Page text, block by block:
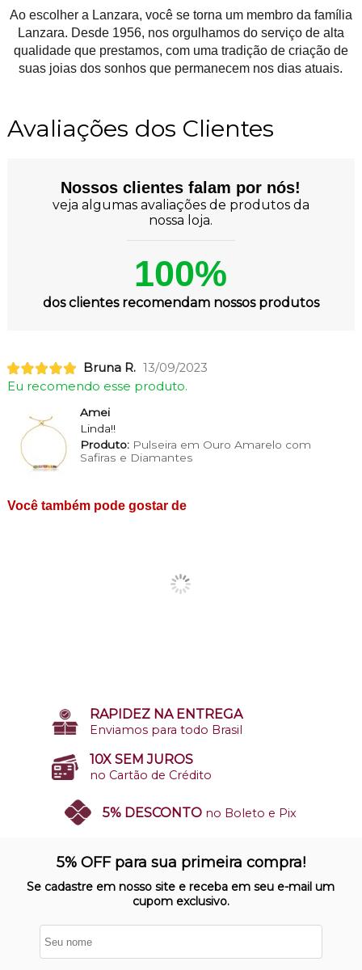
Ao escolher a Lanzara, você se torna um membro da família
Lanzara. Desde 1956, nos orgulhamos do serviço de alta
qualidade que prestamos, com uma tradição de criação de
suas joias dos sonhos que permanecem nos dias atuais.
Avaliações dos Clientes
Nossos clientes falam por nós!
veja algumas avaliações de produtos da
nossa loja.
100%
dos clientes recomendam nossos produtos
Bruna R. 13/09/2023
Eu recomendo esse produto.
Amei
Linda!!
Produto:Pulseira em Ouro Amarelo com
Safiras e Diamantes
Você também pode gostar de
RAPIDEZ NA ENTREGA
Enviamos para todo Brasil
10X SEM JUROS
no Cartão de Crédito
5% DESCONTO no Boleto e Pix
Nosso site opera em ambiente
protegido
5% OFF para sua primeira compra!
Se cadastre em nosso site e receba em seu e-mail um
cupom exclusivo.